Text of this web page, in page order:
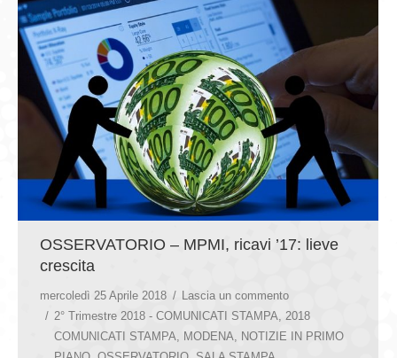
OSSERVATORIO – MPMI, ricavi ’17: lieve
crescita
mercoledì 25 Aprile 2018
Lascia un commento
2° Trimestre 2018 - COMUNICATI STAMPA, 2018
COMUNICATI STAMPA, MODENA, NOTIZIE IN PRIMO